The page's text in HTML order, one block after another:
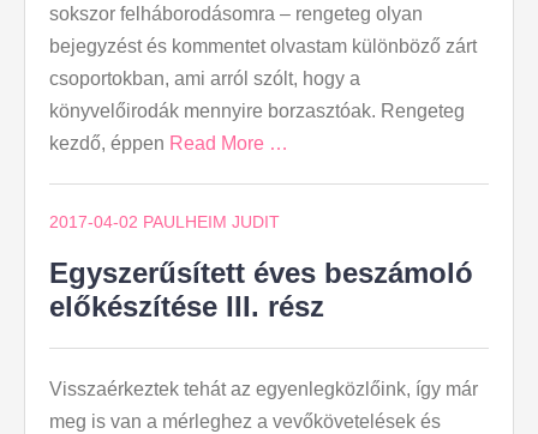
sokszor felháborodásomra – rengeteg olyan
bejegyzést és kommentet olvastam különböző zárt
csoportokban, ami arról szólt, hogy a
könyvelőirodák mennyire borzasztóak. Rengeteg
kezdő, éppen Read More …
2017-04-02 PAULHEIM JUDIT
Egyszerűsített éves beszámoló
előkészítése III. rész
Visszaérkeztek tehát az egyenlegközlőink, így már
meg is van a mérleghez a vevőkövetelések és